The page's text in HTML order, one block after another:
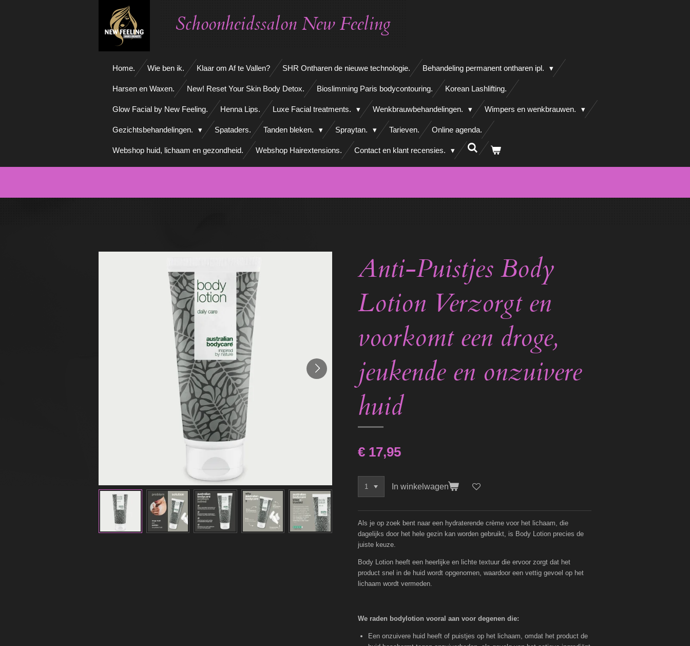
Schoonheidssalon New Feeling
Home. Wie ben ik. Klaar om Af te Vallen? SHR Ontharen de nieuwe technologie. Behandeling permanent ontharen ipl.
Harsen en Waxen. New! Reset Your Skin Body Detox. Bioslimming Paris bodycontouring. Korean Lashlifting.
Glow Facial by New Feeling. Henna Lips. Luxe Facial treatments. Wenkbrauwbehandelingen. Wimpers en wenkbrauwen.
Gezichtsbehandelingen. Spataders. Tanden bleken. Spraytan. Tarieven. Online agenda.
Webshop huid, lichaam en gezondheid. Webshop Hairextensions. Contact en klant recensies.
Anti-Puistjes Body
Lotion Verzorgt en
voorkomt een droge,
jeukende en onzuivere
huid
€ 17,95
In winkelwagen
Als je op zoek bent naar een hydraterende crème voor het lichaam, die
dagelijks door het hele gezin kan worden gebruikt, is Body Lotion precies de
juiste keuze.
Body Lotion heeft een heerlijke en lichte textuur die ervoor zorgt dat het
product snel in de huid wordt opgenomen, waardoor een vettig gevoel op het
lichaam wordt vermeden.
We raden bodylotion vooral aan voor degenen die:
Een onzuivere huid heeft of puistjes op het lichaam, omdat het product de